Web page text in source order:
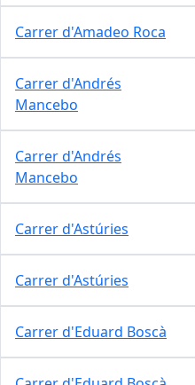
Carrer d'Amadeo Roca
Carrer d'Andrés
Mancebo
Carrer d'Andrés
Mancebo
Carrer d'Astúries
Carrer d'Astúries
Carrer d'Eduard Boscà